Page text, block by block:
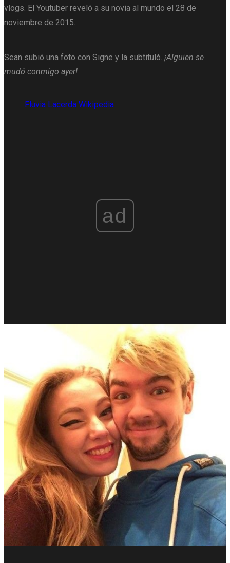
vlogs. El Youtuber reveló a su novia al mundo el 28 de
noviembre de 2015.
Sean subió una foto con Signe y la subtituló. ¡Alguien se
mudó conmigo ayer!
Fluvia Lacerda Wikipedia
ad